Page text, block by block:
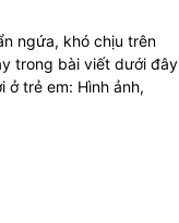
ngứa, khó chịu trên
trong bài viết dưới đây
ở trẻ em: Hình ảnh,